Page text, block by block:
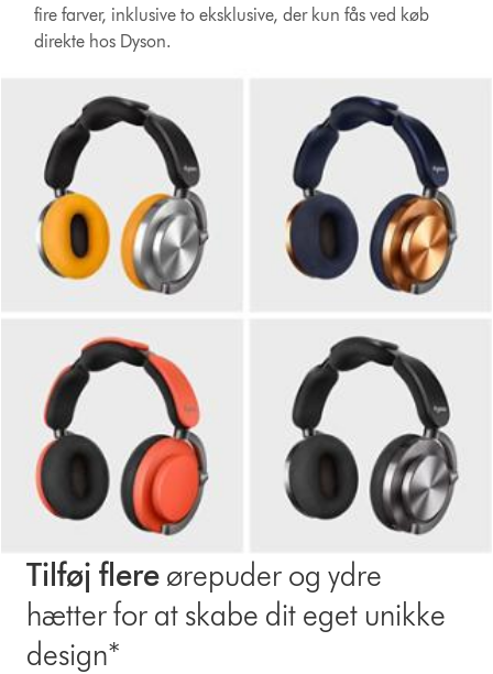
fire farver, inklusive to eksklusive, der kun fås ved køb
direkte hos Dyson.
Tilføj flere ørepuder og ydre
hætter for at skabe dit eget unikke
design*